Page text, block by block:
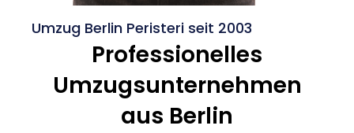
Umzug Berlin Peristeri seit 2003
Professionelles
Umzugsunternehmen
aus Berlin